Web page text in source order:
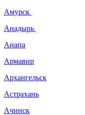
Амурск
Анадырь
Анапа
Армавир
Архангельск
Астрахань
Ачинск